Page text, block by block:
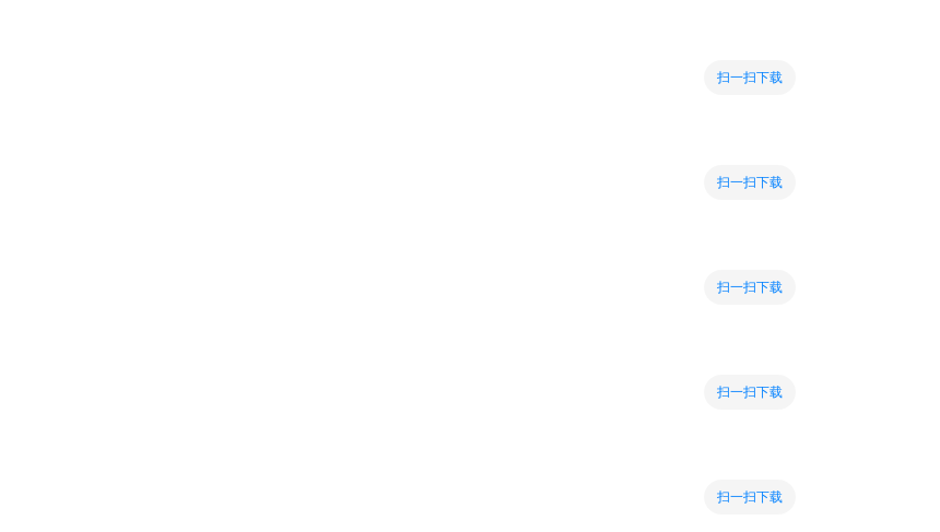
扫一扫下载
扫一扫下载
扫一扫下载
扫一扫下载
扫一扫下载